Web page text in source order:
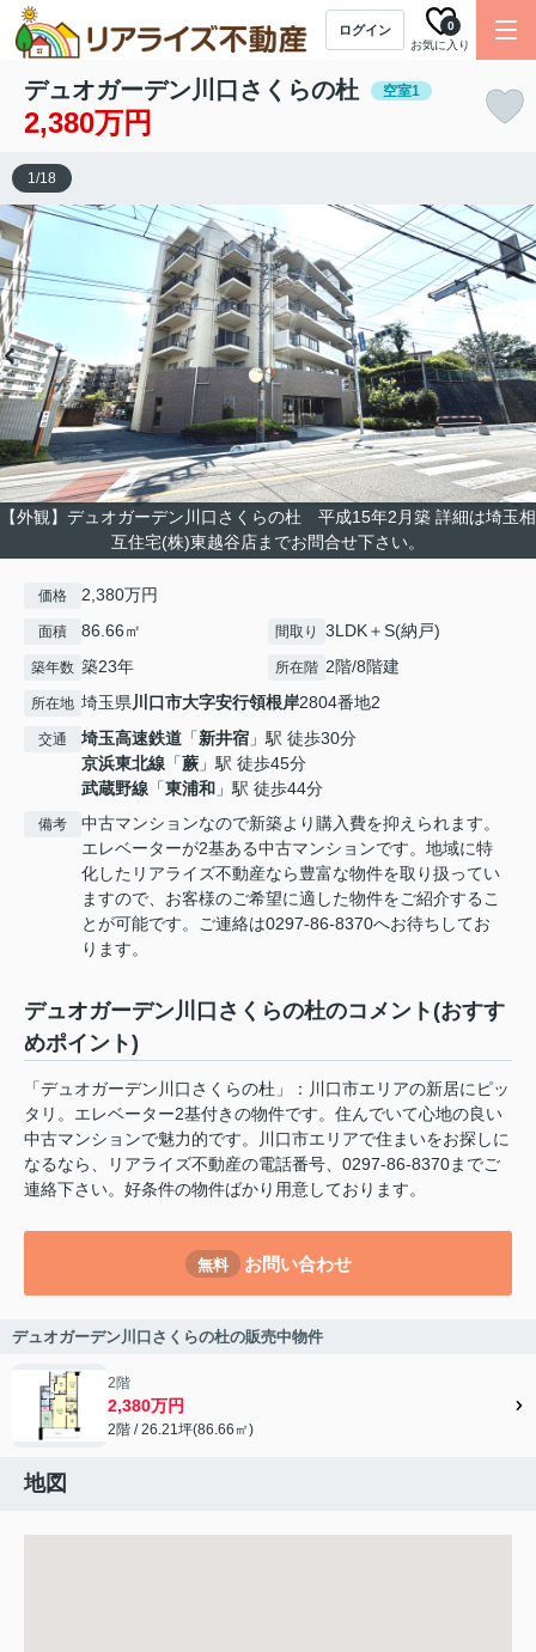
ログイン
お気に入り
0
デュオガーデン川口さくらの杜 空室1
2,380万円
【外観】デュオガーデン川口さくらの杜 平成15年2月築 詳細は埼玉相
互住宅(株)東越谷店までお問合せ下さい。
1/18
価格 2,380万円
面積 86.66㎡ 間取り 3LDK＋S(納戸)
築年数 築23年 所在階 2階/8階建
所在地 埼玉県川口市大字安行領根岸2804番地2
交通 埼玉高速鉄道 「新井宿 」駅 徒歩30分
京浜東北線 「蕨 」駅 徒歩45分
武蔵野線 「東浦和 」駅 徒歩44分
備考
中古マンションなので新築より購入費を抑えられます。
エレベーターが2基ある中古マンションです。地域に特
化したリアライズ不動産なら豊富な物件を取り扱ってい
ますので、お客様のご希望に適した物件をご紹介するこ
とが可能です。ご連絡は0297-86-8370へお待ちしてお
ります。
デュオガーデン川口さくらの杜のコメント(おすす
めポイント)
「デュオガーデン川口さくらの杜」：川口市エリアの新居にピッ
タリ。エレベーター2基付きの物件です。住んでいて心地の良い
中古マンションで魅力的です。川口市エリアで住まいをお探しに
なるなら、リアライズ不動産の電話番号、0297-86-8370までご
連絡下さい。好条件の物件ばかり用意しております。
無料 お問い合わせ
デュオガーデン川口さくらの杜の販売中物件
2階
2,380万円
2階 / 26.21坪(86.66㎡)
地図